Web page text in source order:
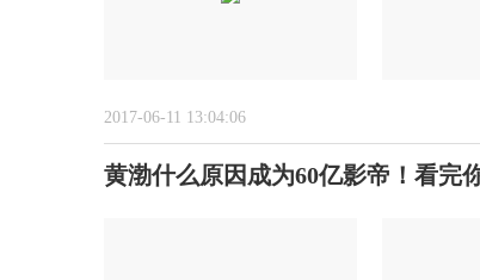
2017-06-11 13:04:06
黄渤什么原因成为60亿影帝！看完